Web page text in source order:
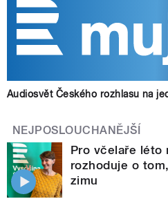
Audiosvět Českého rozhlasu na
NEJPOSLOUCHANĚJŠÍ
Pro včelaře léto
rozhoduje o
zimu